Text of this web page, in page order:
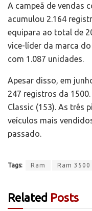
A campeã de vendas
acumulou 2.164
equipara ao total de
vice-líder da marca
com 1.087 unidades.
Apesar disso, em
247 registros da
Classic (153). As três
veículos mais
passado.
Tags: Ram Ram 3500
Related Posts